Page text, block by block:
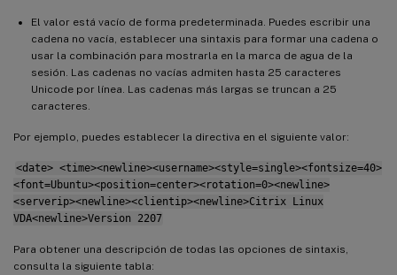
El valor está vacío de forma predeterminada. Puedes escribir una
cadena no vacía, establecer una sintaxis para formar una cadena o
usar la combinación para mostrarla en la marca de agua de la
sesión. Las cadenas no vacías admiten hasta 25 caracteres
Unicode por línea. Las cadenas más largas se truncan a 25
caracteres.
Por ejemplo, puedes establecer la directiva en el siguiente valor:
<date> <time><newline><username><style=single><fontsize=40>
<font=Ubuntu><position=center><rotation=0><newline>
<serverip><newline><clientip><newline>Citrix Linux
VDA<newline>Version 2207
Para obtener una descripción de todas las opciones de sintaxis,
consulta la siguiente tabla: